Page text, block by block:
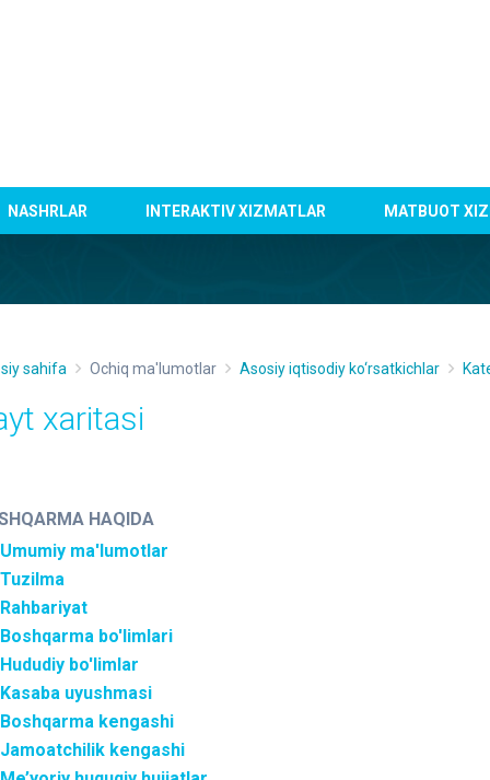
NASHRLAR INTERAKTIV XIZMATLAR MATBUOT
sahifa Ochiq ma'lumotlar Asosiy iqtisodiy ko‘rsatkichlar
xaritasi
HAQIDA
Umumiy ma'lumotlar
Tuzilma
Rahbariyat
Boshqarma bo'limlari
Hududiy bo'limlar
Kasaba uyushmasi
Boshqarma kengashi
Jamoatchilik kengashi